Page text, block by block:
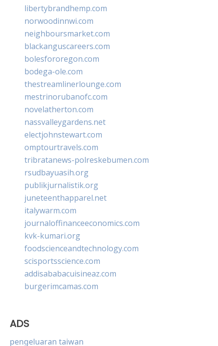
libertybrandhemp.com
norwoodinnwi.com
neighboursmarket.com
blackanguscareers.com
bolesfororegon.com
bodega-ole.com
thestreamlinerlounge.com
mestrinorubanofc.com
novelatherton.com
nassvalleygardens.net
electjohnstewart.com
omptourtravels.com
tribratanews-polreskebumen.com
rsudbayuasih.org
publikjurnalistik.org
juneteenthapparel.net
italywarm.com
journaloffinanceeconomics.com
kvk-kumari.org
foodscienceandtechnology.com
scisportsscience.com
addisababacuisineaz.com
burgerimcamas.com
ADS
pengeluaran taiwan